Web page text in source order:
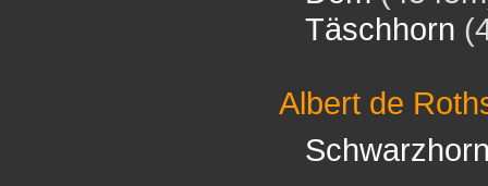
Täschhorn
Albert de